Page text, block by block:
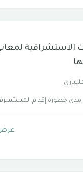
الاستشراقية
مدى خطورة إقدام